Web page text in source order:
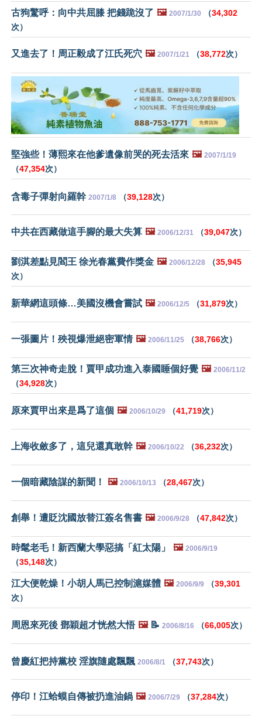
古狗驚呼：向中共屈膝 把錢跪沒了 🖼️ 2007/1/30 （34,302
次）
又進去了！周正毅成了江氏死穴 🖼️ 2007/1/21 （38,772次）
堅強些！薄熙來在他爹遺像前哭的死去活來 🖼️ 2007/1/19
（47,354次）
含毒子彈射向羅幹 2007/1/8 （39,128次）
中共在西藏做這手腳的最大失算 🖼️ 2006/12/31 （39,047次）
劉淇差點見閻王 徐光春黨費作獎金 🖼️ 2006/12/28 （35,945
次）
新華網這頭條…美國沒機會嘗試 🖼️ 2006/12/5 （31,879次）
一張圖片！殃視爆泄絕密軍情 🖼️ 2006/11/25 （38,766次）
第三次神奇走脫！賈甲成功進入泰國睡個好覺 🖼️ 2006/11/2
（34,928次）
原來賈甲出來是爲了這個 🖼️ 2006/10/29 （41,719次）
上海收斂多了，這兒還真敢幹 🖼️ 2006/10/22 （36,232次）
一個暗藏陰謀的新聞！ 🖼️ 2006/10/13 （28,467次）
創舉！遭貶沈國放替江簽名售書 🖼️ 2006/9/28 （47,842次）
時髦老毛！新西蘭大學惡搞「紅太陽」 🖼️ 2006/9/19
（35,148次）
江大便乾燥！小胡人馬已控制滬媒體 🖼️ 2006/9/9 （39,301
次）
周恩來死後 鄧穎超才恍然大悟 🖼️📝 2006/8/16 （66,005次）
曾慶紅把持黨校 淫旗隨處飄飄 2006/8/1 （37,743次）
停印！江蛤蟆自傳被扔進油鍋 🖼️ 2006/7/29 （37,284次）